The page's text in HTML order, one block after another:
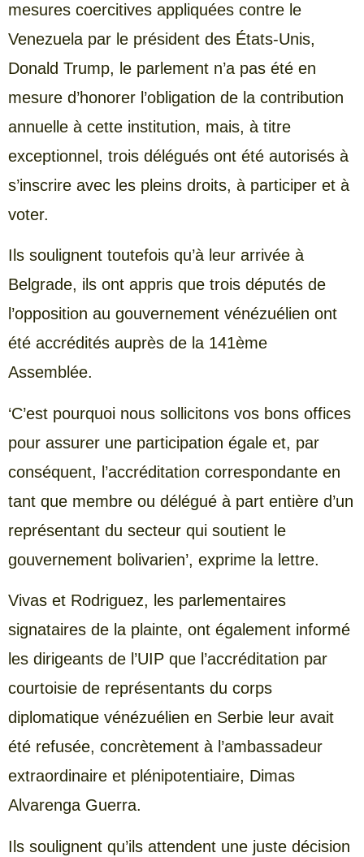
mesures coercitives appliquées contre le
Venezuela par le président des États-Unis,
Donald Trump, le parlement n’a pas été en
mesure d’honorer l’obligation de la contribution
annuelle à cette institution, mais, à titre
exceptionnel, trois délégués ont été autorisés à
s’inscrire avec les pleins droits, à participer et à
voter.
Ils soulignent toutefois qu’à leur arrivée à
Belgrade, ils ont appris que trois députés de
l’opposition au gouvernement vénézuélien ont
été accrédités auprès de la 141ème
Assemblée.
‘C’est pourquoi nous sollicitons vos bons offices
pour assurer une participation égale et, par
conséquent, l’accréditation correspondante en
tant que membre ou délégué à part entière d’un
représentant du secteur qui soutient le
gouvernement bolivarien’, exprime la lettre.
Vivas et Rodriguez, les parlementaires
signataires de la plainte, ont également informé
les dirigeants de l’UIP que l’accréditation par
courtoisie de représentants du corps
diplomatique vénézuélien en Serbie leur avait
été refusée, concrètement à l’ambassadeur
extraordinaire et plénipotentiaire, Dimas
Alvarenga Guerra.
Ils soulignent qu’ils attendent une juste décision